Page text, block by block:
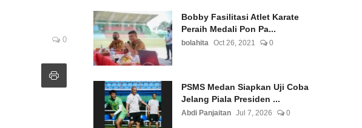
0
Bobby Fasilitasi Atlet Karate
Peraih Medali Pon Pa...
bolahita Oct 26, 2021 0
PSMS Medan Siapkan Uji Coba
Jelang Piala Presiden ...
Abdi Panjaitan Jul 7, 2026 0